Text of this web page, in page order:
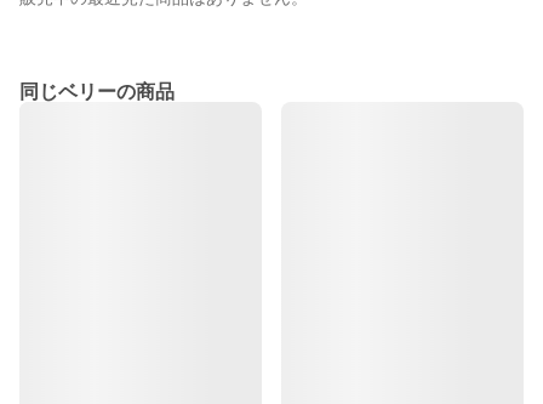
同じベリーの商品